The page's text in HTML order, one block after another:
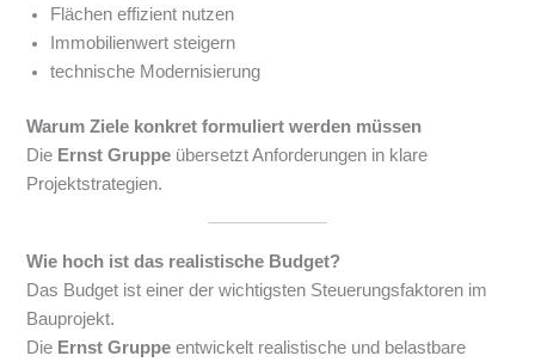
Flächen effizient nutzen
Immobilienwert steigern
technische Modernisierung
Warum Ziele konkret formuliert werden müssen
Die Ernst Gruppe übersetzt Anforderungen in klare
Projektstrategien.
Wie hoch ist das realistische Budget?
Das Budget ist einer der wichtigsten Steuerungsfaktoren im
Bauprojekt.
Die Ernst Gruppe entwickelt realistische und belastbare